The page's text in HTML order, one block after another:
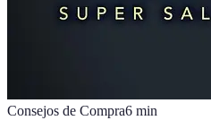
Consejos de Compra6 min